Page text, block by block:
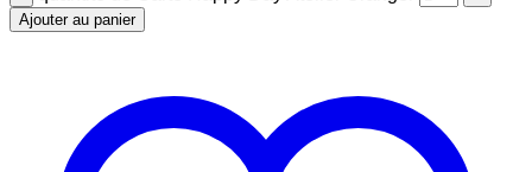
Ajouter au panier